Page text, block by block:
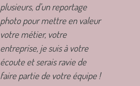
plusieurs, d’un reportage
photo pour mettre en valeur
votre métier, votre
entreprise, je suis à votre
écoute et serais ravie de
faire partie de votre équipe !